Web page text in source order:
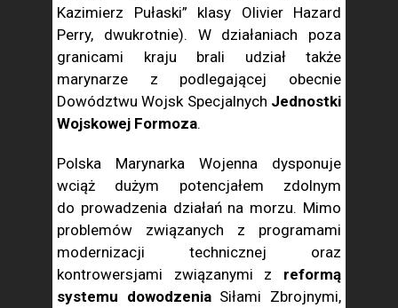
Kazimierz Pułaski” klasy Olivier Hazard
Perry, dwukrotnie). W działaniach poza
granicami kraju brali udział także
marynarze z podlegającej obecnie
Dowództwu Wojsk Specjalnych Jednostki
Wojskowej Formoza.
Polska Marynarka Wojenna dysponuje
wciąż dużym potencjałem zdolnym
do prowadzenia działań na morzu. Mimo
problemów związanych z programami
modernizacji technicznej oraz
kontrowersjami związanymi z reformą
systemu dowodzeniaSiłami Zbrojnymi,